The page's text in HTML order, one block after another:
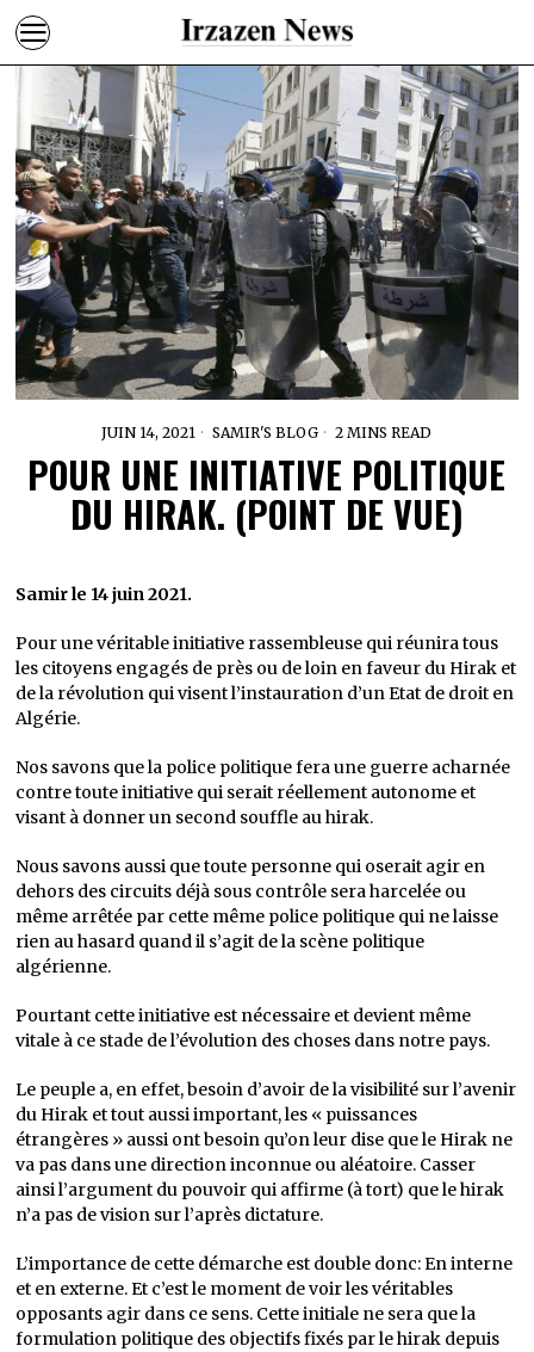
JUIN 14, 2021 SAMIR'S BLOG 2 MINS READ
POUR UNE INITIATIVE POLITIQUE
DU HIRAK. (POINT DE VUE)
Samir le 14 juin 2021.
Pour une véritable initiative rassembleuse qui réunira tous
les citoyens engagés de près ou de loin en faveur du Hirak et
de la révolution qui visent l’instauration d’un Etat de droit en
Algérie.
Nos savons que la police politique fera une guerre acharnée
contre toute initiative qui serait réellement autonome et
visant à donner un second souffle au hirak.
Nous savons aussi que toute personne qui oserait agir en
dehors des circuits déjà sous contrôle sera harcelée ou
même arrêtée par cette même police politique qui ne laisse
rien au hasard quand il s’agit de la scène politique
algérienne.
Pourtant cette initiative est nécessaire et devient même
vitale à ce stade de l’évolution des choses dans notre pays.
Le peuple a, en effet, besoin d’avoir de la visibilité sur l’avenir
du Hirak et tout aussi important, les « puissances
étrangères » aussi ont besoin qu’on leur dise que le Hirak ne
va pas dans une direction inconnue ou aléatoire. Casser
ainsi l’argument du pouvoir qui affirme (à tort) que le hirak
n’a pas de vision sur l’après dictature.
L’importance de cette démarche est double donc: En interne
et en externe. Et c’est le moment de voir les véritables
opposants agir dans ce sens. Cette initiale ne sera que la
formulation politique des objectifs fixés par le hirak depuis